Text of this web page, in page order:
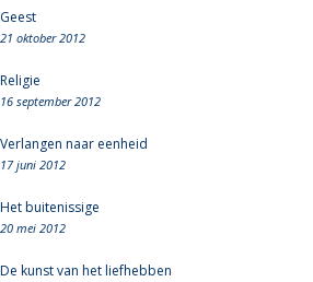
Geest
21 oktober 2012
Religie
16 september 2012
Verlangen naar eenheid
17 juni 2012
Het buitenissige
20 mei 2012
De kunst van het liefhebben